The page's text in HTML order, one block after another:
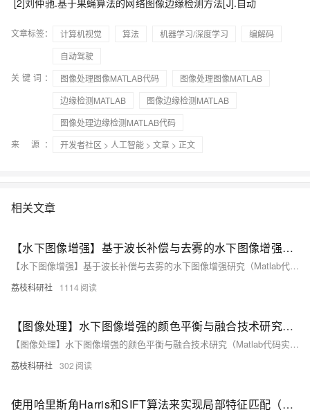
文章标签： 计算机视觉 算法 机器学习/深度学习
编解码
自动驾驶
关键词：
图像处理图像MATLAB代码
图像处理图像MATLAB
边缘检测MATLAB
图像边缘检测MATLAB
图像处理边缘检测MATLAB代码
来 源：
开发者社区 > 人工智能 > 文章 > 正文
相关文章
【水下图像增强】基于波长补偿与去雾的水下图像增强研究（Matlab代码实现）
【水下图像增强】基于波长补偿与去雾的水下图像增强研究（Matlab代码实现）
荔枝科研社 1114
【图像处理】水下图像增强的颜色平衡与融合技术研究（Matlab代码实现）
【图像处理】水下图像增强的颜色平衡与融合技术研究（Matlab代码实现）
荔枝科研社 302
使用哈里斯角Harris和SIFT算法来实现局部特征匹配（Matlab代码实现）